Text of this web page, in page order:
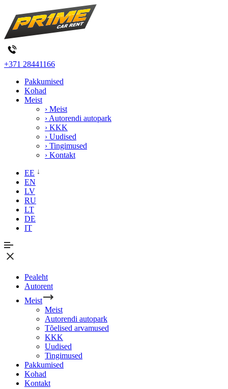
+371 28441166
Pakkumised
Kohad
Meist
› Meist
› Autorendi autopark
› KKK
› Uudised
› Tingimused
› Kontakt
EE
EN
LV
RU
LT
DE
IT
Pealeht
Autorent
Meist
Meist
Autorendi autopark
Tõelised arvamused
KKK
Uudised
Tingimused
Pakkumised
Kohad
Kontakt